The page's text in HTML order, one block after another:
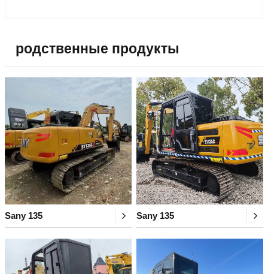
родственные продукты
Sany 135 Sany 135